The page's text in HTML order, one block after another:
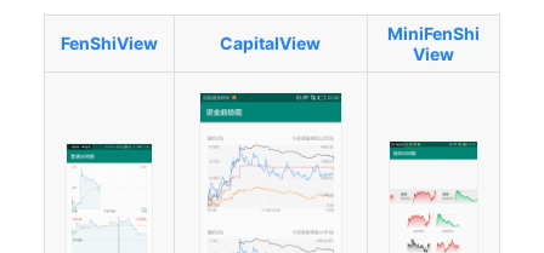
FenShiView CapitalView
MiniFenShi
View